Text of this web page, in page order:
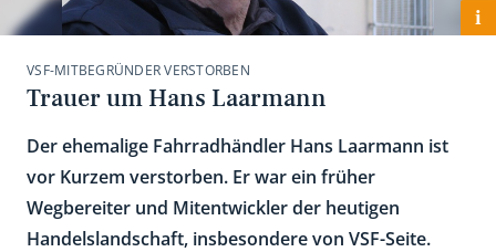
i
VSF-MITBEGRÜNDER VERSTORBEN
Trauer um Hans Laarmann
Der ehemalige Fahrradhändler Hans Laarmann ist
vor Kurzem verstorben. Er war ein früher
Wegbereiter und Mitentwickler der heutigen
Handelslandschaft, insbesondere von VSF-Seite.